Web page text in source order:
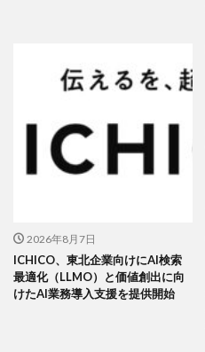
2026年8月7日
ICHICO、東北企業向けにAI検索
最適化（LLMO）と価値創出に向
けたAI業務導入支援を提供開始